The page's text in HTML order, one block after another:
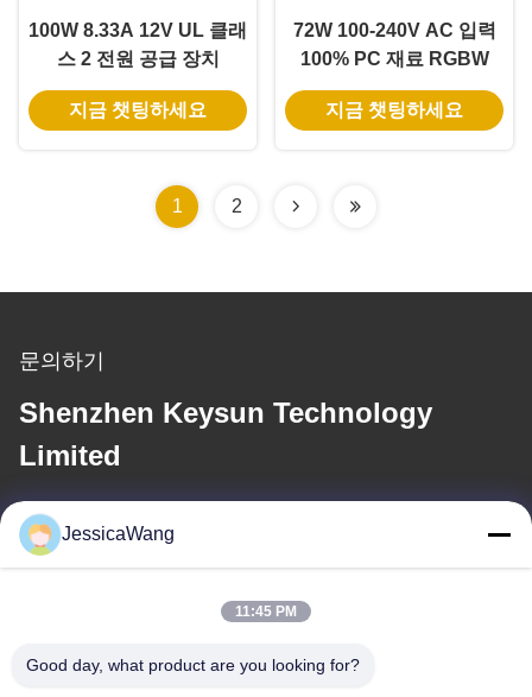
100W 8.33A 12V UL 클래
스 2 전원 공급 장치
지금 챗팅하세요
72W 100-240V AC 입력
100% PC 재료 RGBW
LED 스트립 라이트에 대
한 전원 공급 어댑터
지금 챗팅하세요
1 2
문의하기
Shenzhen Keysun Technology
Limited
이메일
power06@szzhpower.com
우리 주소
JessicaWang
11:45 PM
Good day, what product are you looking for?